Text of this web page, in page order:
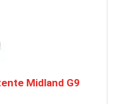
Midland G9